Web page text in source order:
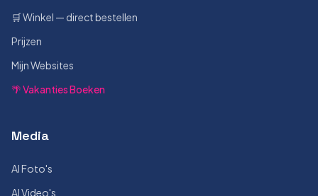
🛒 Winkel — direct bestellen
Prijzen
Mijn Websites
🌴 Vakanties Boeken
Media
AI Foto's
AI Video's